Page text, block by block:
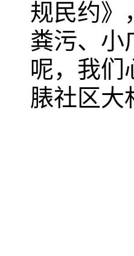
规民约》
粪污、小
呢，我们
脿社区大